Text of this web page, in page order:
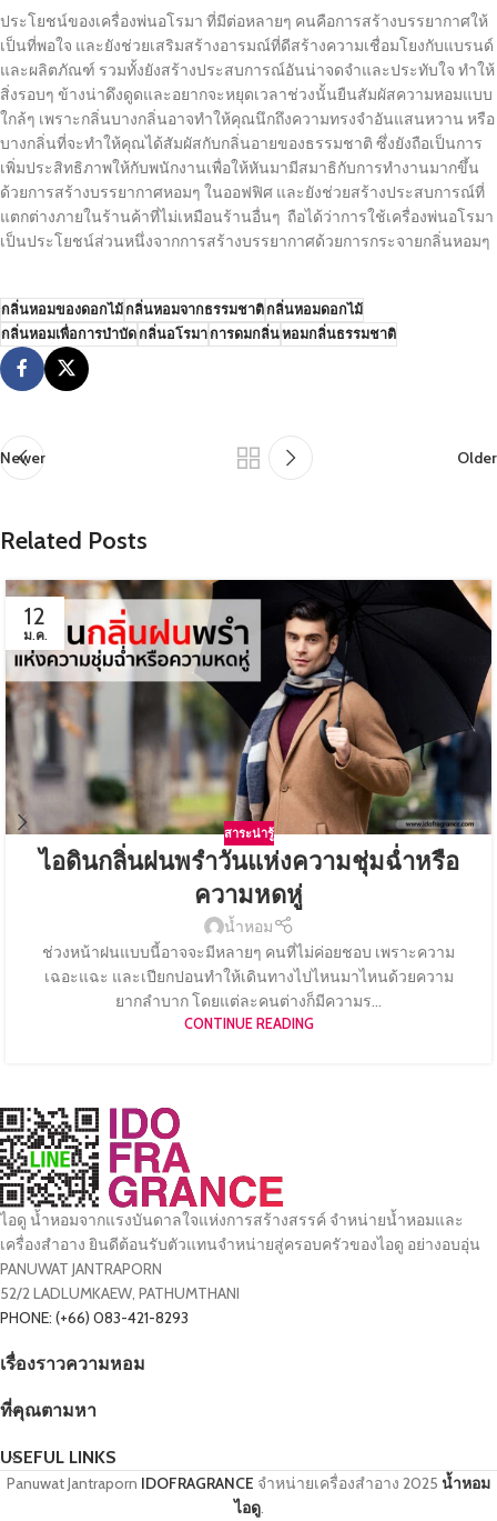
ประโยชน์ของเครื่องพ่นอโรมา ที่มีต่อหลายๆ คนคือการสร้างบรรยากาศให้
เป็นที่พอใจ และยังช่วยเสริมสร้างอารมณ์ที่ดีสร้างความเชื่อมโยงกับแบรนด์
และผลิตภัณฑ์ รวมทั้งยังสร้างประสบการณ์อันน่าจดจำและประทับใจ ทำให้
สิ่งรอบๆ ข้างน่าดึงดูดและอยากจะหยุดเวลาช่วงนั้นยืนสัมผัสความหอมแบบ
ใกล้ๆ เพราะกลิ่นบางกลิ่นอาจทำให้คุณนึกถึงความทรงจำอันแสนหวาน หรือ
บางกลิ่นที่จะทำให้คุณได้สัมผัสกับกลิ่นอายของธรรมชาติ ซึ่งยังถือเป็นการ
เพิ่มประสิทธิภาพให้กับพนักงานเพื่อให้หันมามีสมาธิกับการทำงานมากขึ้น
ด้วยการสร้างบรรยากาศหอมๆ ในออฟฟิศ และยังช่วยสร้างประสบการณ์ที่
แตกต่างภายในร้านค้าที่ไม่เหมือนร้านอื่นๆ ถือได้ว่าการใช้เครื่องพ่นอโรมา
เป็นประโยชน์ส่วนหนึ่งจากการสร้างบรรยากาศด้วยการกระจายกลิ่นหอมๆ
กลิ่นหอมของดอกไม้กลิ่นหอมจากธรรมชาติกลิ่นหอมดอกไม้
กลิ่นหอมเพื่อการบำบัดกลิ่นอโรมาการดมกลิ่นหอมกลิ่นธรรมชาติ
Newer Older
Related Posts
12
ม.ค.
สาระน่ารู้
ไอดินกลิ่นฝนพรำวันแห่งความชุ่มฉ่ำหรือ
ความหดหู่
น้ำหอม
ช่วงหน้าฝนแบบนี้อาจจะมีหลายๆ คนที่ไม่ค่อยชอบ เพราะความ
เฉอะแฉะ และเปียกปอนทำให้เดินทางไปไหนมาไหนด้วยความ
ยากลำบาก โดยแต่ละคนต่างก็มีความร...
CONTINUE READING
ไอดู น้ำหอมจากแรงบันดาลใจแห่งการสร้างสรรค์ จำหน่ายน้ำหอมและ
เครื่องสำอาง ยินดีต้อนรับตัวแทนจำหน่ายสู่ครอบครัวของไอดู อย่างอบอุ่น
PANUWAT JANTRAPORN
52/2 LADLUMKAEW, PATHUMTHANI
PHONE: (+66) 083-421-8293
เรื่องราวความหอม
ที่คุณตามหา
USEFUL LINKS
Panuwat Jantraporn IDOFRAGRANCE จำหน่ายเครื่องสำอาง 2025 น้ำหอม
ไอดู.